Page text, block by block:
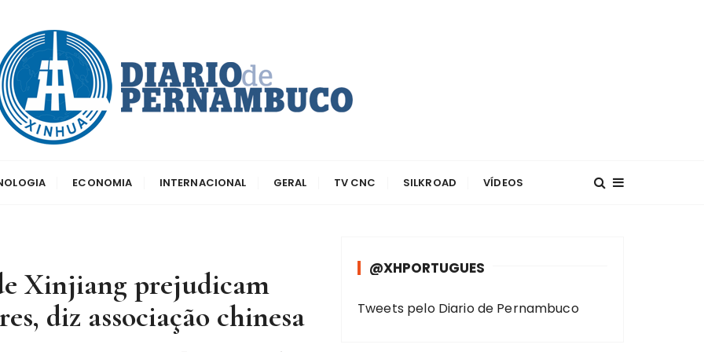
Pernambuco
ECONOMIA INTERNACIONAL GERAL TV CNC SILKROAD VÍDEOS
Xinjiang prejudicam
diz associação chinesa
@XHPORTUGUES
Tweets pelo Diario de Pernambuco